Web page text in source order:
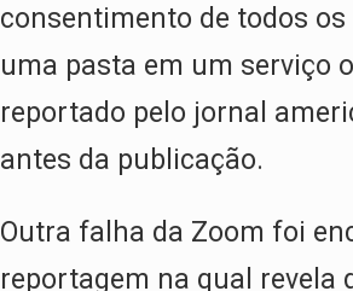
consentimento de todos
uma pasta em um serviço
reportado pelo jornal
antes da publicação.
Outra falha da Zoom foi
reportagem na qual revela